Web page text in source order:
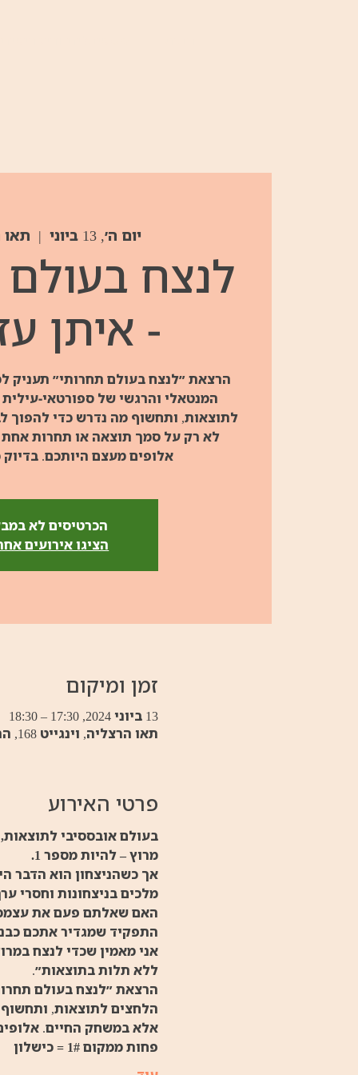
יום ה׳, 13 ביוני
  |
תאו
לנצח
- איתן
הרצאת ״לנצח בעולם תחרותי״ תעניק
המנטאלי והרגשי של ספורטאי-
לתוצאות, ותחשוף מה נדרש כדי להפוך
לא רק על סמך תוצאה או תחרות
אלופים מעצם היותכם.
הכרטיסים לא
הציגו אירועים
זמן ומיקום
13 ביוני 2024, 17:30 – 18:30
תאו הרצליה, וינגייט 168, הרצליה, ישראל
פרטי האירוע
בעולם אובססיבי
מרוץ – להיות מספר 1.
אך כשהניצחון הוא הדבר
מלכים בניצחונות וחסרי
האם שאלתם פעם את
התפקיד שמגדיר אתכם
אני מאמין שכדי לנצח
ללא תלות בתוצאות״.
הרצאת ״לנצח בעולם
הלחצים לתוצאות,
אלא במשחק החיים.
פחות ממקום 1# = כישלון